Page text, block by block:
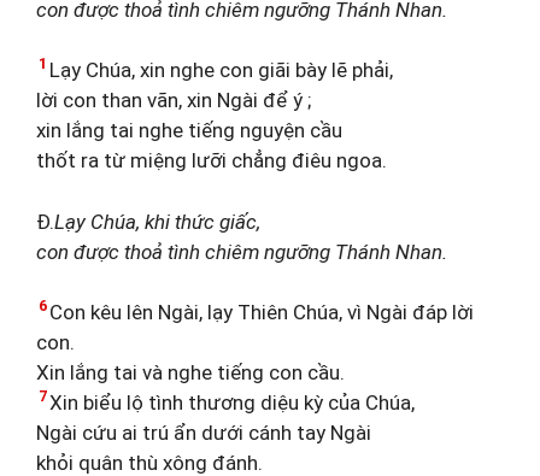
con được thoả tình chiêm ngưỡng Thánh Nhan.
1 Lạy Chúa, xin nghe con giãi bày lẽ phải,
lời con than vãn, xin Ngài để ý ;
xin lắng tai nghe tiếng nguyện cầu
thốt ra từ miệng lưỡi chẳng điêu ngoa.
Đ.Lạy Chúa, khi thức giấc,
con được thoả tình chiêm ngưỡng Thánh Nhan.
6 Con kêu lên Ngài, lạy Thiên Chúa, vì Ngài đáp lời
con.
Xin lắng tai và nghe tiếng con cầu.
7Xin biểu lộ tình thương diệu kỳ của Chúa,
Ngài cứu ai trú ẩn dưới cánh tay Ngài
khỏi quân thù xông đánh.